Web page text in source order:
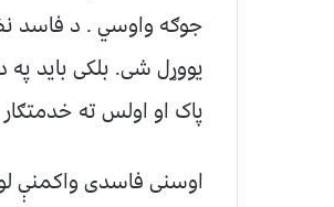
جوګه واوسي . د فاسد
یووړل شی. بلکی باید
پاک او اولس ته
اوسنی فاسدی واکمنې